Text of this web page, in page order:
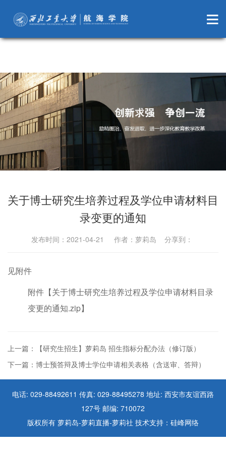
萝莉岛
关于博士研究生培养过程及学位申请材料目
录变更的通知
发布时间：2021-04-21 作者：萝莉岛 分享到：
见附件
附件【关于博士研究生培养过程及学位申请材料目录
变更的通知.zip】
上一篇：【研究生招生】萝莉岛 招生指标分配办法（修订版）
下一篇：博士预答辩及博士学位申请相关表格（含送审、答辩）
电话: 029-88492611 传真: 029-88495278 地址: 西安市友谊西路
127号 邮编: 710072
版权所有 萝莉岛-萝莉直播-萝莉社 技术支持：硅峰网络